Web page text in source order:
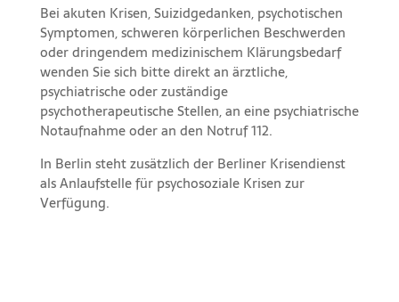
Bei akuten Krisen, Suizidgedanken, psychotischen
Symptomen, schweren körperlichen Beschwerden
oder dringendem medizinischem Klärungsbedarf
wenden Sie sich bitte direkt an ärztliche,
psychiatrische oder zuständige
psychotherapeutische Stellen, an eine psychiatrische
Notaufnahme oder an den Notruf 112.
In Berlin steht zusätzlich der Berliner Krisendienst
als Anlaufstelle für psychosoziale Krisen zur
Verfügung.